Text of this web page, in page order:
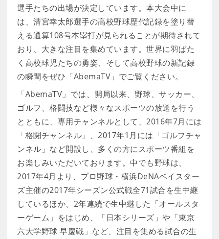
選手たちの出場が決定しています。本大会中に
は、清宮幸太郎選手の高校野球歴代記録を塗り替
える通算108号本塁打が見られることが期待されて
おり、大きな注目を集めています。世界に羽ばた
く高校球児たちの勇姿、そして高校野球の新記録
の瞬間をぜひ「AbemaTV」でご覧ください。
「AbemaTV」では、開局以来、野球、サッカー、
ゴルフ、格闘技など様々なスポーツの放送を行う
とともに、専用チャンネルとして、2016年7月には
「格闘チャンネル」、2017年1月には「ゴルフチャ
ンネル」など開設し、多くの方にスポーツ番組を
お楽しみいただいております。中でも野球は、
2017年4月より、プロ野球・横浜DeNAベイスター
ズ主催の2017年シーズン公式戦全71試合を生中継
しているほか、2年連続で生中継した「オールスタ
ーゲーム」をはじめ、「日本シリーズ」や「東京
六大学野球 早慶戦」など、注目を集める試合の生